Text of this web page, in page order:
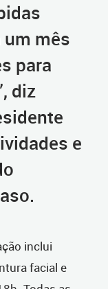
um mês
para
diz
e
inclui
facial e